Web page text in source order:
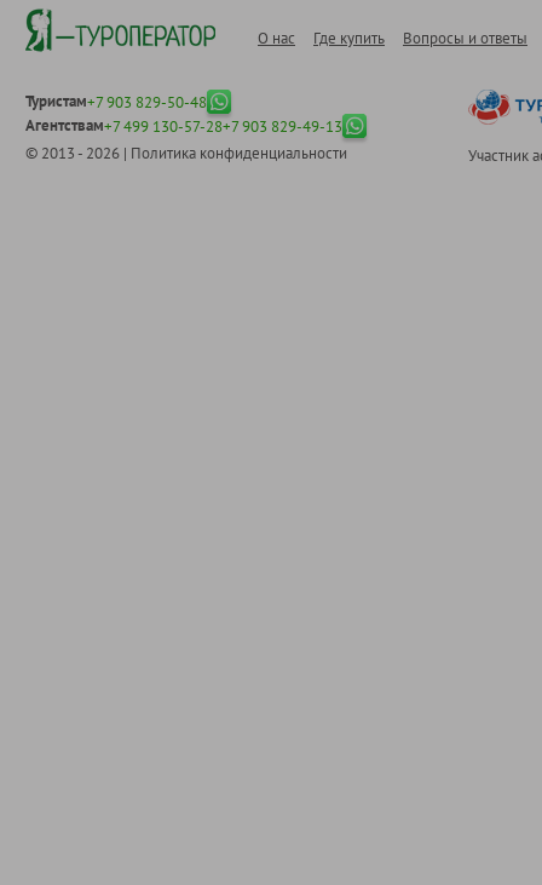
О нас Где купить Вопросы и ответы
Туристам+7 903 829-50-48
Агентствам+7 499 130-57-28+7 903 829-49-13
© 2013 - 2026 | Политика конфиденциальности Участник